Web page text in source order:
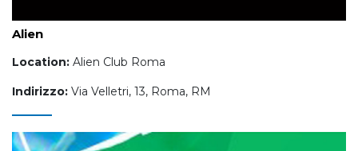
Alien
Location: Alien Club Roma
Indirizzo: Via Velletri, 13, Roma, RM